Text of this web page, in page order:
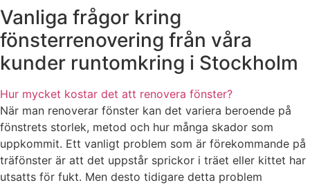
Vanliga frågor kring
fönsterrenovering från våra
kunder runtomkring i Stockholm
Hur mycket kostar det att renovera fönster?
När man renoverar fönster kan det variera beroende på
fönstrets storlek, metod och hur många skador som
uppkommit. Ett vanligt problem som är förekommande på
träfönster är att det uppstår sprickor i träet eller kittet har
utsatts för fukt. Men desto tidigare detta problem